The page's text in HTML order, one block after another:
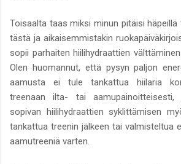
Toisaalta taas miksi minun pitäisi häpeillä
tästä ja aikaisemmistakin
sopii parhaiten hiilihydraattien
Olen huomannut, että pysyn paljon
aamusta ei tule tankattua hiilaria
treenaan ilta- tai
sopivan hiilihydraattien syklittämisen
tankattua treenin jälkeen tai valmisteltua
aamutreeniä varten.